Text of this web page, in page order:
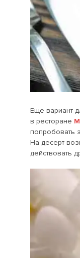
Еще вариант
в ресторане
попробовать
На десерт
действовать